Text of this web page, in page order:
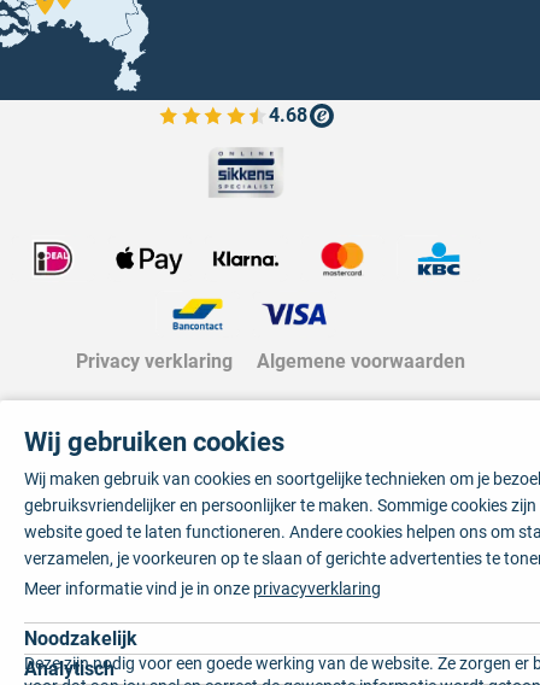
4.68
Bekijk de verfplaza beoordelingen
Privacy verklaring Algemene voorwaarden
Wij gebruiken cookies
Wij maken gebruik van cookies en soortgelijke technieken om je
gebruiksvriendelijker en persoonlijker te maken. Sommige cookies
website goed te laten functioneren. Andere cookies helpen ons om
verzamelen, je voorkeuren op te slaan of gerichte advertenties te
Meer informatie vind je in onze privacyverklaring
Noodzakelijk
Deze zijn nodig voor een goede werking van de website. Ze zorgen er
Analytisch